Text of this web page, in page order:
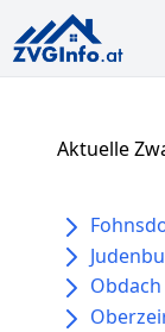
Aktuelle
Obdach